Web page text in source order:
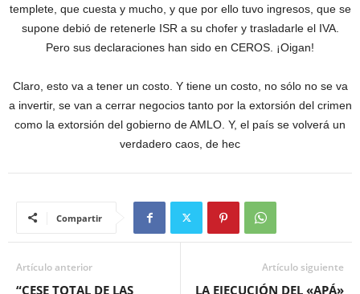
templete, que cuesta y mucho, y que por ello tuvo ingresos, que se
supone debió de retenerle ISR a su chofer y trasladarle el IVA.
Pero sus declaraciones han sido en CEROS. ¡Oigan!
Claro, esto va a tener un costo. Y tiene un costo, no sólo no se va
a invertir, se van a cerrar negocios tanto por la extorsión del crimen
como la extorsión del gobierno de AMLO. Y, el país se volverá un
verdadero caos, de hec
Compartir
Artículo anterior
“CESE TOTAL DE LAS
Artículo siguiente
LA EJECUCIÓN DEL «APÁ»